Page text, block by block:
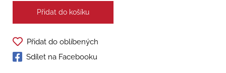
Přidat do košíku
Přidat do oblíbených
Sdílet na Facebooku